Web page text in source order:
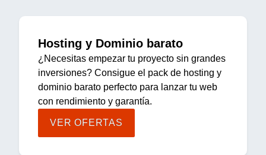
Hosting y Dominio barato
¿Necesitas empezar tu proyecto sin grandes
inversiones? Consigue el pack de hosting y
dominio barato perfecto para lanzar tu web
con rendimiento y garantía.
VER OFERTAS